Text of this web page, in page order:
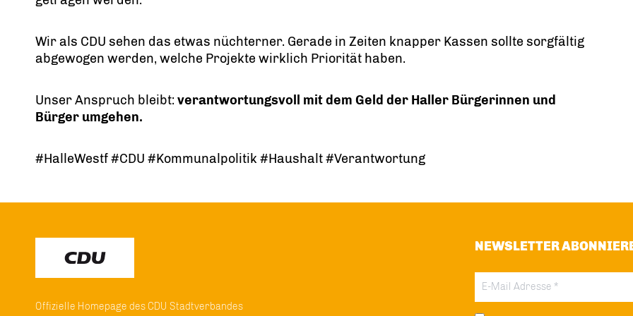
Wir als CDU sehen das etwas nüchterner. Gerade in Zeiten knapper Kassen sollte sorgfältig
abgewogen werden, welche Projekte wirklich Priorität haben.
Unser Anspruch bleibt: verantwortungsvoll mit dem Geld der Haller Bürgerinnen und
Bürger umgehen.
#HalleWestf #CDU #Kommunalpolitik #Haushalt #Verantwortung
Offizielle Homepage des CDU Stadtverbandes
NEWSLETTER